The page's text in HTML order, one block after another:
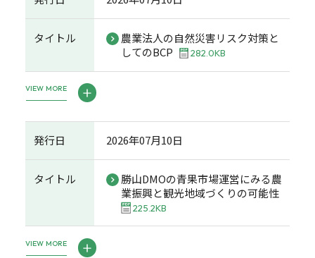
タイトル
農業法人の自然災害リスク対策と
してのBCP
282.0KB
VIEW MORE
発行日 2026年07月10日
タイトル
勝山DMOの青果市場運営にみる農
業振興と観光地域づくりの可能性
225.2KB
VIEW MORE